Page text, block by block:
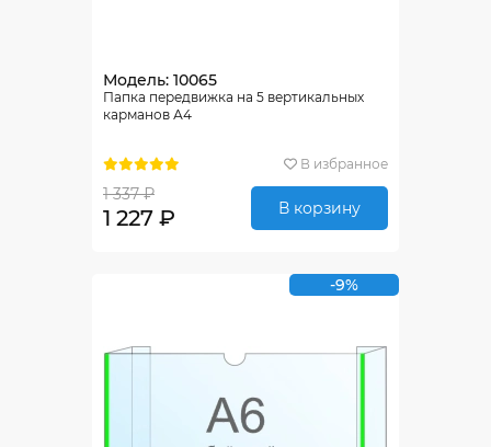
Модель: 10065
Папка передвижка на 5 вертикальных
карманов А4
В избранное
1 337 ₽
1 227 ₽ В корзину
-9%